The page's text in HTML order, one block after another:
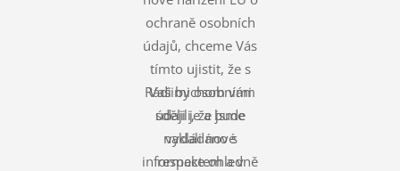
ochraně osobních
údajů, chceme Vás
tímto ujistit, že s
Vašimi osobními
údaji je a bude
nakládáno s
respektem a v
Rádi bychom vám
sdělili, že jsme
vydali nové
informace ohledně